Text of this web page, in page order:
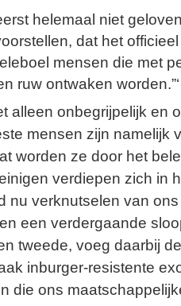
helemaal niet
dat het
mensen die met
ruw ontwaken worden.”‘
alleen onbegrijpelijk en
mensen zijn namelijk
worden ze door het
verdiepen zich in
nu verknutselen van
een verdergaande
tweede, voeg daarbij
inburger-resistente
die ons